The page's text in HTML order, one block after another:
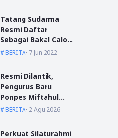
Tatang Sudarma
Resmi Daftar
Sebagai Bakal Calon
Kepala Desa Mas
BERITA 7 Jun 2022
Resmi Dilantik,
Pengurus Baru
Ponpes Miftahul
Ulum Siap Emban
BERITA 2 Agu 2026
Perkuat Silaturahmi